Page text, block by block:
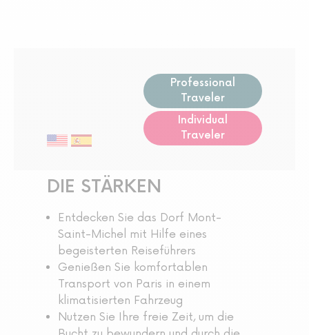
Professional
Traveler
Individual
Traveler
DIE STÄRKEN
Entdecken Sie das Dorf Mont-
Saint-Michel mit Hilfe eines
begeisterten Reiseführers
Genießen Sie komfortablen
Transport von Paris in einem
klimatisierten Fahrzeug
Nutzen Sie Ihre freie Zeit, um die